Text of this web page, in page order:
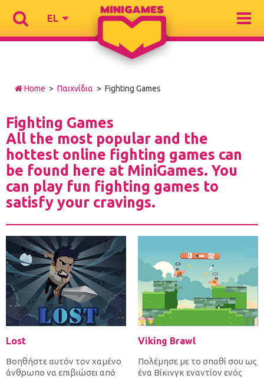
EL
Home > Παιχνίδια > Fighting Games
Fighting Games
All the most popular and the
hottest online fighting games can
be found here at MiniGames. You
can play fun fighting games to
satisfy your cravings.
Lost
Βοηθήστε αυτόν τον χαμένο
άνθρωπο να επιβιώσει από
Viking Brawl
Πολέμησε με το σπαθί σου ως
ένα Βίκινγκ εναντίον ενός